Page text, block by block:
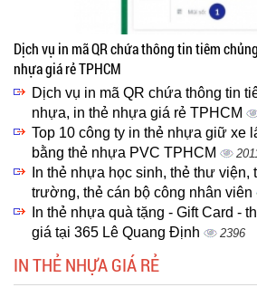
Dịch vụ in mã QR chứa thông tin tiêm
nhựa giá rẻ TPHCM
Dịch vụ in mã QR chứa thông tin
nhựa, in thẻ nhựa giá rẻ TPHCM
Top 10 công ty in thẻ nhựa giữ xe
bằng thẻ nhựa PVC TPHCM
In thẻ nhựa học sinh, thẻ thư viện,
trường, thẻ cán bộ công nhân viên
In thẻ nhựa quà tặng - Gift Card -
giá tại 365 Lê Quang Định
2396
IN THẺ NHỰA GIÁ RẺ